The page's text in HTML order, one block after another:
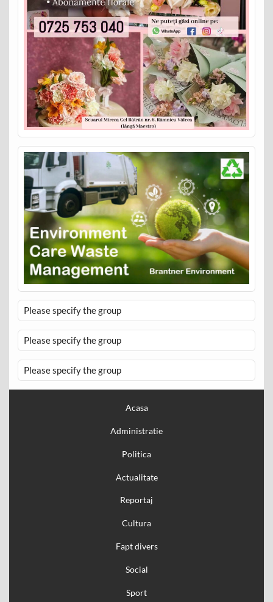
Please specify the group
Please specify the group
Please specify the group
Acasa
Administratie
Politica
Actualitate
Reportaj
Cultura
Fapt divers
Social
Sport